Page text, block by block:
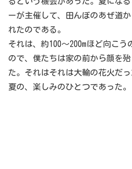
ーが主催して、田んぼのあぜ道
れたのである。
それは、約100〜200mほど向こ
ので、僕たちは家の前から顔を
た。それはそれは大輪の花火だ
夏の、楽しみのひとつであった。